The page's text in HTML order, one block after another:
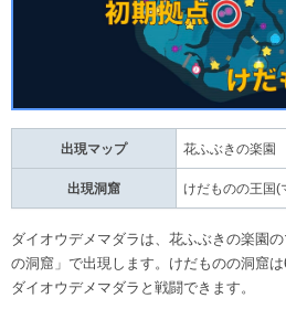
出現マップ 花ふぶきの楽園
出現洞窟 けだものの王国(
ダイオウデメマダラは、花ふぶきの楽園
の洞窟」で出現します。けだものの洞窟
ダイオウデメマダラと戦闘できます。